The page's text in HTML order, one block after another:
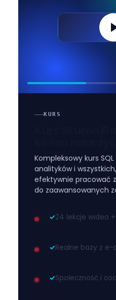
KURS
Kompleksowy kurs
analityków i
efektywnie pracować
do zaawansowanych
✓24 lekcje wideo
✓Realne bazy z
✓Społeczność i